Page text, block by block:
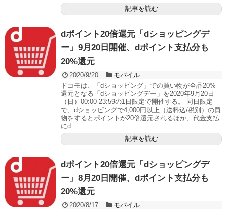
記事を読む
dポイント20倍還元「dショッピングデ
ー」9月20日開催、dポイント支払分も
20%還元
2020/9/20
モバイル
ドコモは、「dショッピング」での買い物が全品20%
還元となる「dショッピングデー」を2020年9月20日
（日）00:00-23:59の1日限定で開催する。 同日限定
で、dショッピングで4,000円以上（送料込/税別）の買
物をするとポイントが20倍還元されるほか、代金支払
にd...
記事を読む
dポイント20倍還元「dショッピングデ
ー」8月20日開催、dポイント支払分も
20%還元
2020/8/17 モバイル